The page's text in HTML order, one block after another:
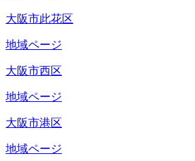
大阪市此花区
地域ページ
大阪市西区
地域ページ
大阪市港区
地域ページ